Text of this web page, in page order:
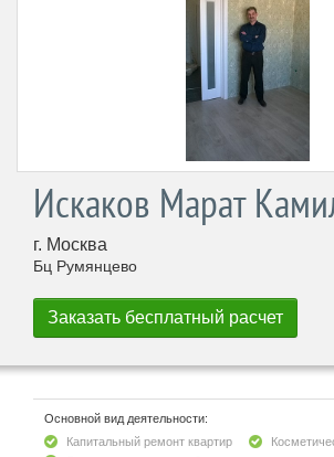
Искаков Марат
г. Москва
Бц Румянцево
Основной вид деятельности:
Капитальный ремонт квартир